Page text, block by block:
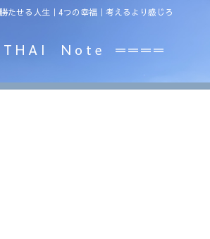
たせる人生｜4つの幸福｜考えるより感じろ
T H A I N o t e ＝＝＝＝